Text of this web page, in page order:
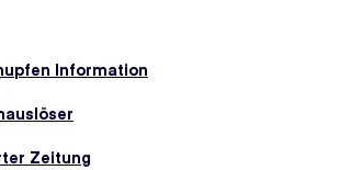
Information
Zeitung